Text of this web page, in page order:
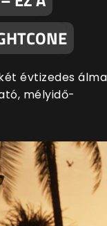
évtizedes álma
mélyidő-